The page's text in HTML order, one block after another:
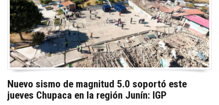
Nuevo sismo de magnitud 5.0 soportó este
jueves Chupaca en la región Junín: IGP